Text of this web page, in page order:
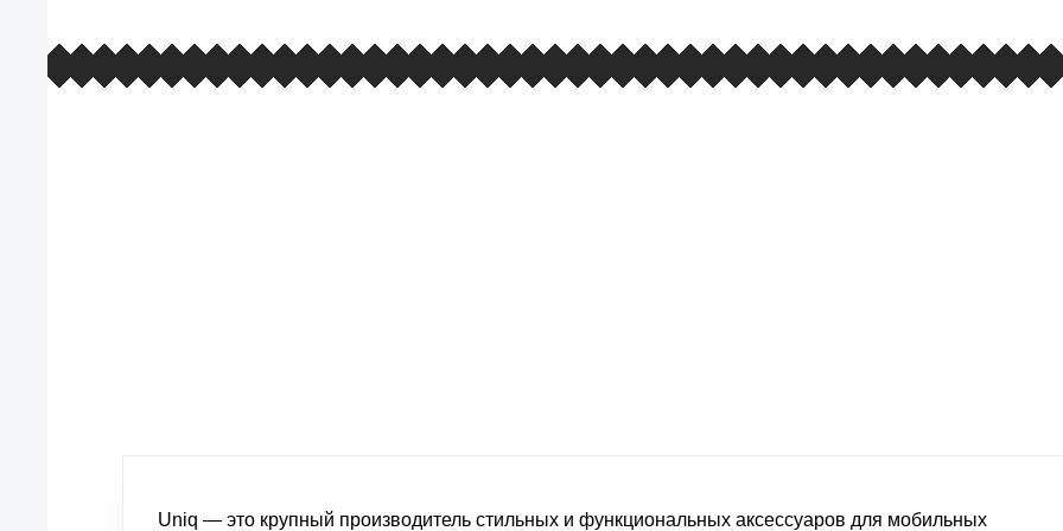
Uniq — это крупный производитель стильных и функциональных аксессуаров для мобильных